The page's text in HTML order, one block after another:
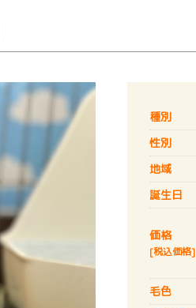
種別
性別
地域
誕生日
価格
[税込価格]
毛色